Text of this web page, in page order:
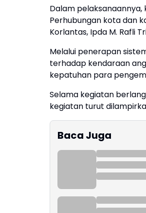
Dalam
Perhubungan kota dan
Korlantas, Ipda M. Rafli
Melalui penerapan
terhadap kendaraan
kepatuhan para
Selama kegiatan
kegiatan turut
Baca Juga